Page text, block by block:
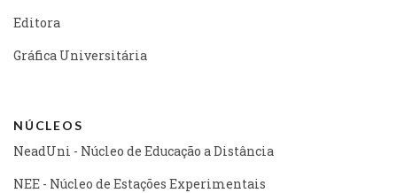
Editora
Gráfica Universitária
NÚCLEOS
NeadUni - Núcleo de Educação a Distância
NEE - Núcleo de Estações Experimentais